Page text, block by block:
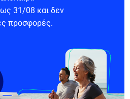
31/08 και δεν
προσφορές.